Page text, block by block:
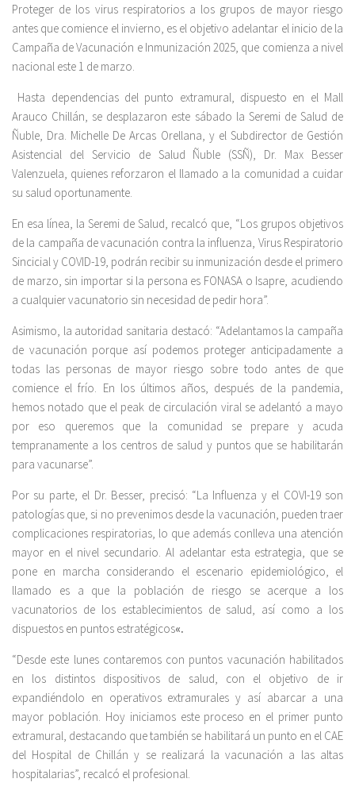
Proteger de los virus respiratorios a los grupos de mayor riesgo
antes que comience el invierno, es el objetivo adelantar el inicio de la
Campaña de Vacunación e Inmunización 2025, que comienza a nivel
nacional este 1 de marzo.
Hasta dependencias del punto extramural, dispuesto en el Mall
Arauco Chillán, se desplazaron este sábado la Seremi de Salud de
Ñuble, Dra. Michelle De Arcas Orellana, y el Subdirector de Gestión
Asistencial del Servicio de Salud Ñuble (SSÑ), Dr. Max Besser
Valenzuela, quienes reforzaron el llamado a la comunidad a cuidar
su salud oportunamente.
En esa línea, la Seremi de Salud, recalcó que, “Los grupos objetivos
de la campaña de vacunación contra la influenza, Virus Respiratorio
Sincicial y COVID-19, podrán recibir su inmunización desde el primero
de marzo, sin importar si la persona es FONASA o Isapre, acudiendo
a cualquier vacunatorio sin necesidad de pedir hora”.
Asimismo, la autoridad sanitaria destacó: “Adelantamos la campaña
de vacunación porque así podemos proteger anticipadamente a
todas las personas de mayor riesgo sobre todo antes de que
comience el frío. En los últimos años, después de la pandemia,
hemos notado que el peak de circulación viral se adelantó a mayo
por eso queremos que la comunidad se prepare y acuda
tempranamente a los centros de salud y puntos que se habilitarán
para vacunarse”.
Por su parte, el Dr. Besser, precisó: “La Influenza y el COVI-19 son
patologías que, si no prevenimos desde la vacunación, pueden traer
complicaciones respiratorias, lo que además conlleva una atención
mayor en el nivel secundario. Al adelantar esta estrategia, que se
pone en marcha considerando el escenario epidemiológico, el
llamado es a que la población de riesgo se acerque a los
vacunatorios de los establecimientos de salud, así como a los
dispuestos en puntos estratégicos«.
“Desde este lunes contaremos con puntos vacunación habilitados
en los distintos dispositivos de salud, con el objetivo de ir
expandiéndolo en operativos extramurales y así abarcar a una
mayor población. Hoy iniciamos este proceso en el primer punto
extramural, destacando que también se habilitará un punto en el CAE
del Hospital de Chillán y se realizará la vacunación a las altas
hospitalarias”, recalcó el profesional.